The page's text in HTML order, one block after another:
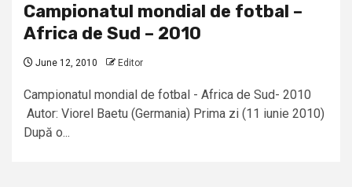
Campionatul mondial de fotbal –
Africa de Sud – 2010
June 12, 2010 Editor
Campionatul mondial de fotbal - Africa de Sud- 2010
Autor: Viorel Baetu (Germania) Prima zi (11 iunie 2010)
După o...